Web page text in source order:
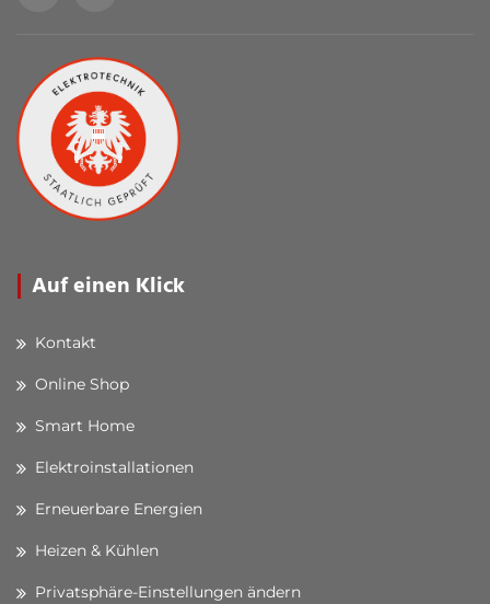
Auf einen Klick
Kontakt
Online Shop
Smart Home
Elektroinstallationen
Erneuerbare Energien
Heizen & Kühlen
Privatsphäre-Einstellungen ändern